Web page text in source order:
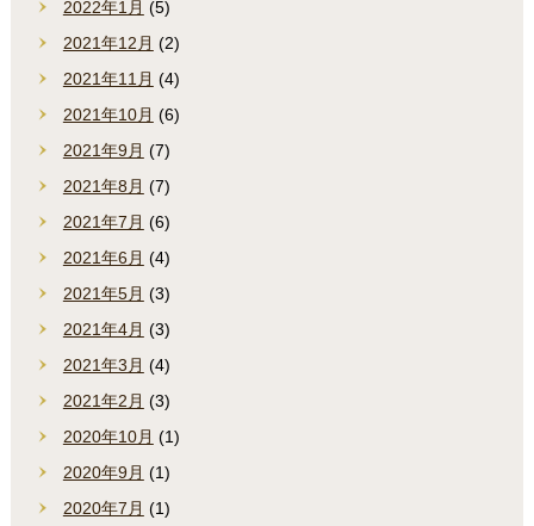
2022年1月 (5)
2021年12月 (2)
2021年11月 (4)
2021年10月 (6)
2021年9月 (7)
2021年8月 (7)
2021年7月 (6)
2021年6月 (4)
2021年5月 (3)
2021年4月 (3)
2021年3月 (4)
2021年2月 (3)
2020年10月 (1)
2020年9月 (1)
2020年7月 (1)